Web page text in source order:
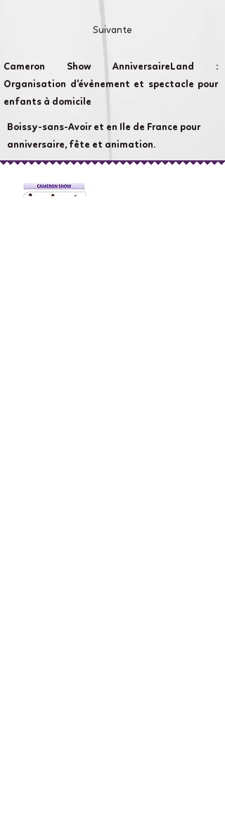
Suivante
Cameron Show AnniversaireLand :
Organisation d'évènement et spectacle pour
enfants à domicile
Boissy-sans-Avoir et en Ile de France pour
anniversaire, fête et animation.